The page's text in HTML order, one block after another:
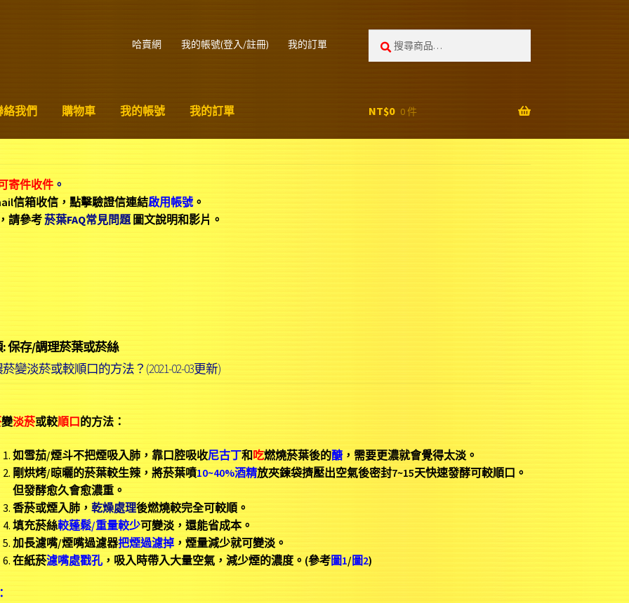
哈賣網 我的帳號(登入/註冊) 我的訂單
絡我們 購物車 我的帳號 我的訂單 NT$0 0 件
寄件收件 。
信箱收信，點擊驗證信連結啟用帳號。
請參考菸葉FAQ常見問題 圖文說明和影片。
保存/調理菸葉或菸絲
變淡菸或較順口的方法？(2021-02-03更新)
變淡菸或較順口的方法：
如雪茄/煙斗不把煙吸入肺，靠口腔吸收尼古丁和吃燃燒菸葉後的醣，需要更濃就會覺得太淡。
剛烘烤/晾曬的菸葉較生辣，將菸葉噴10~40%酒精放夾鍊袋擠壓出空氣後密封7~15天快速發酵可較順口。
但發酵愈久會愈濃重。
香菸或煙入肺， 乾燥處理後燃燒較完全可較順。
填充菸絲較蓬鬆/重量較少可變淡，還能省成本。
加長濾嘴/煙嘴過濾器把煙過濾掉，煙量減少就可變淡。
在紙菸濾嘴處戳孔，吸入時帶入大量空氣，減少煙的濃度。(參考圖1/圖2)